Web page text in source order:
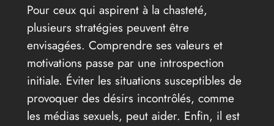
Pour ceux qui aspirent à la chasteté,
plusieurs stratégies peuvent être
envisagées. Comprendre ses valeurs et
motivations passe par une introspection
initiale. Éviter les situations susceptibles de
provoquer des désirs incontrôlés, comme
les médias sexuels, peut aider. Enfin, il est